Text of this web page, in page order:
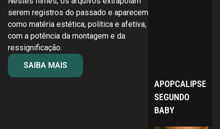
serem registros do passado e aparecem
como matéria estética, política e afetiva,
com a potência da montagem e da
ressignificação.
SAIBA MAIS
APOPCALIPSE
SEGUNDO
BABY